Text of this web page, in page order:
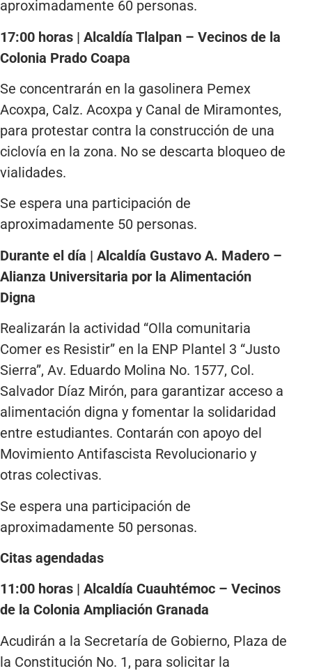
aproximadamente 60 personas.
17:00 horas | Alcaldía Tlalpan – Vecinos de la
Colonia Prado Coapa
Se concentrarán en la gasolinera Pemex
Acoxpa, Calz. Acoxpa y Canal de Miramontes,
para protestar contra la construcción de una
ciclovía en la zona. No se descarta bloqueo de
vialidades.
Se espera una participación de
aproximadamente 50 personas.
Durante el día | Alcaldía Gustavo A. Madero –
Alianza Universitaria por la Alimentación
Digna
Realizarán la actividad “Olla comunitaria
Comer es Resistir” en la ENP Plantel 3 “Justo
Sierra”, Av. Eduardo Molina No. 1577, Col.
Salvador Díaz Mirón, para garantizar acceso a
alimentación digna y fomentar la solidaridad
entre estudiantes. Contarán con apoyo del
Movimiento Antifascista Revolucionario y
otras colectivas.
Se espera una participación de
aproximadamente 50 personas.
Citas agendadas
11:00 horas | Alcaldía Cuauhtémoc – Vecinos
de la Colonia Ampliación Granada
Acudirán a la Secretaría de Gobierno, Plaza de
la Constitución No. 1, para solicitar la